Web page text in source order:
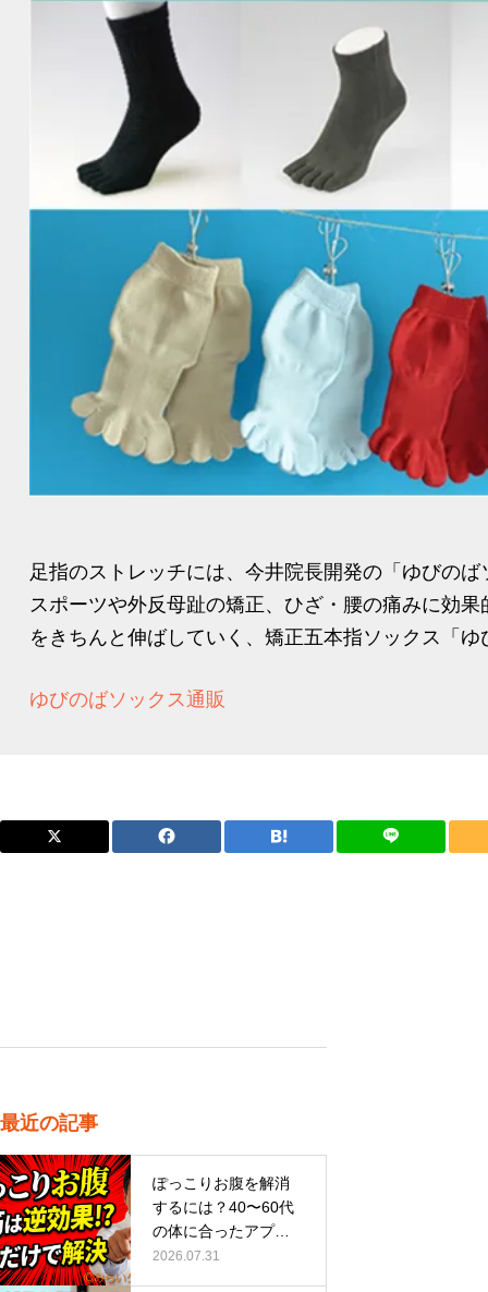
足指のストレッチには、今井院長開発の「ゆびの
スポーツや外反母趾の矯正、ひざ・腰の痛みに効
をきちんと伸ばしていく、矯正五本指ソックス「
ゆびのばソックス通販
最近の記事
ぽっこりお腹を解消
するには？40〜60代
の体に合ったアプロ
ーチ
2026.07.31